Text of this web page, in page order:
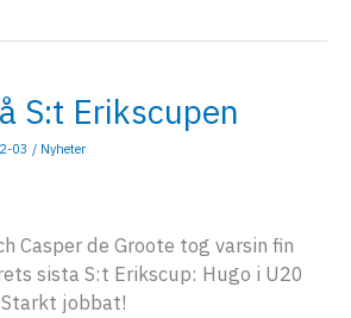
S:t Erikscupen
03 / Nyheter
Casper de Groote tog varsin fin
sista S:t Erikscup: Hugo i U20
Starkt jobbat!